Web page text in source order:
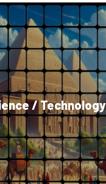
/ Technology